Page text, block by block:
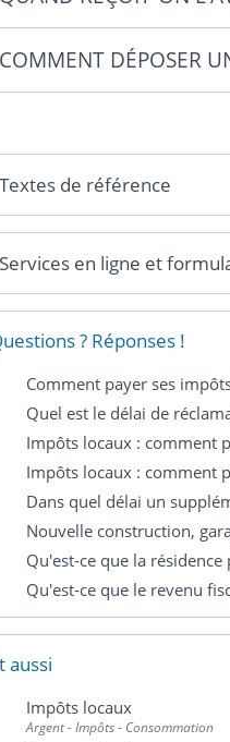
COMMENT DÉPOSER
Textes de référence
Services en ligne et
? Réponses !
Comment payer ses
Quel est le délai de
Impôts locaux : comment
Impôts locaux : comment
Dans quel délai un
Nouvelle construction,
Qu'est-ce que la
Qu'est-ce que le revenu
aussi
Impôts locaux
Argent - Impôts - Consommation